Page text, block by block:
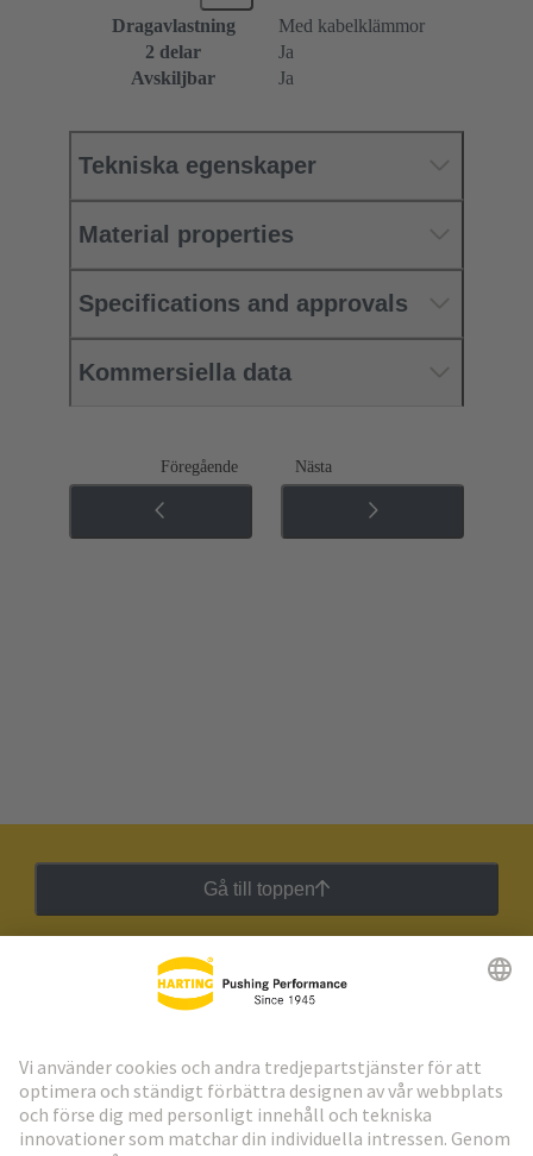
Dragavlastning
Med kabelklämmor
2 delar
Ja
Avskiljbar
Ja
Tekniska egenskaper
Material properties
Specifications and approvals
Kommersiella data
Föregående Nästa
Gå till toppen
HARTING:s nyhetsbrev
Gå till registrering